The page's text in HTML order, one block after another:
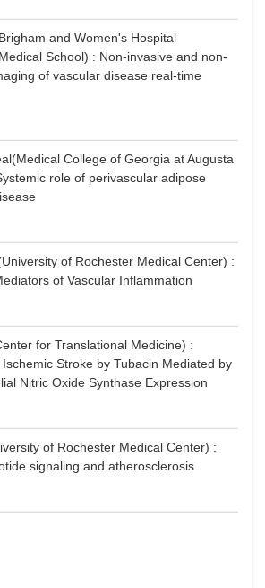
and Women's Hospital
School) : Non-invasive and non-
of vascular disease real-time
College of Georgia at Augusta
role of perivascular adipose
of Rochester Medical Center) :
of Vascular Inflammation
for Translational Medicine) :
Stroke by Tubacin Mediated by
Nitric Oxide Synthase Expression
of Rochester Medical Center) :
signaling and atherosclerosis